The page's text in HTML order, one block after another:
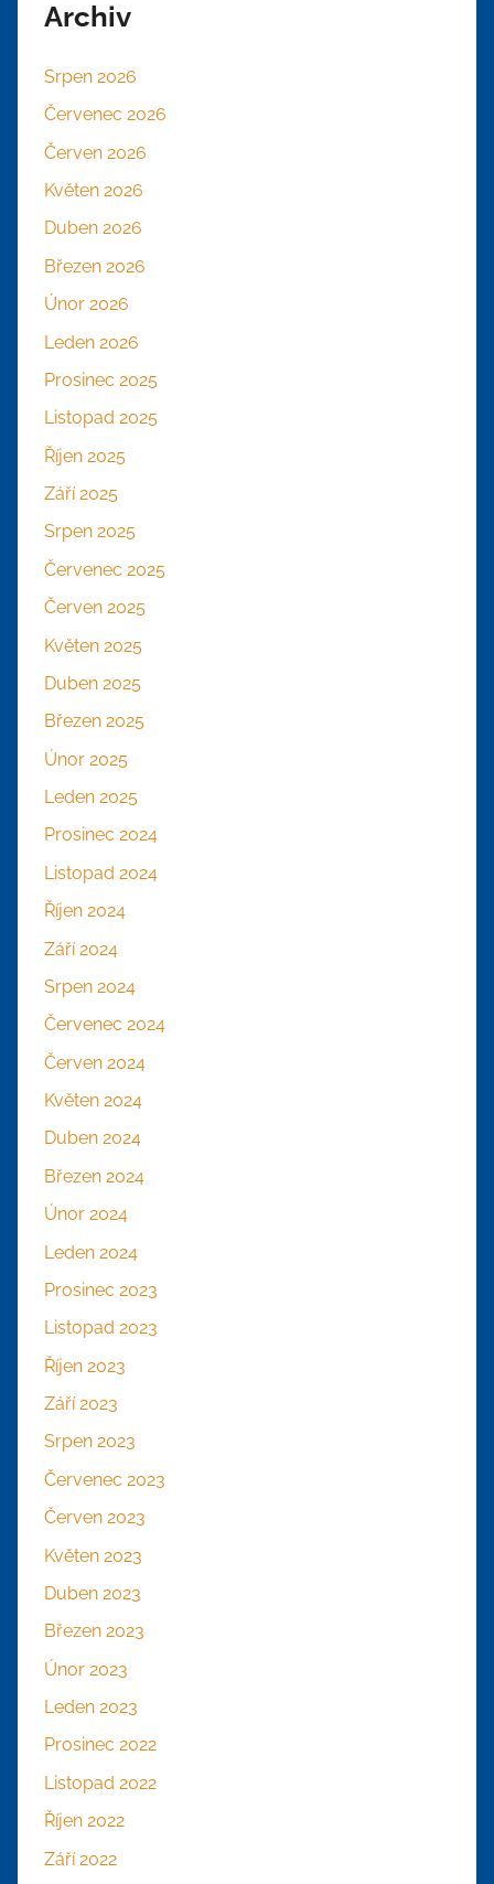
Archiv
Srpen 2026
Červenec 2026
Červen 2026
Květen 2026
Duben 2026
Březen 2026
Únor 2026
Leden 2026
Prosinec 2025
Listopad 2025
Říjen 2025
Září 2025
Srpen 2025
Červenec 2025
Červen 2025
Květen 2025
Duben 2025
Březen 2025
Únor 2025
Leden 2025
Prosinec 2024
Listopad 2024
Říjen 2024
Září 2024
Srpen 2024
Červenec 2024
Červen 2024
Květen 2024
Duben 2024
Březen 2024
Únor 2024
Leden 2024
Prosinec 2023
Listopad 2023
Říjen 2023
Září 2023
Srpen 2023
Červenec 2023
Červen 2023
Květen 2023
Duben 2023
Březen 2023
Únor 2023
Leden 2023
Prosinec 2022
Listopad 2022
Říjen 2022
Září 2022